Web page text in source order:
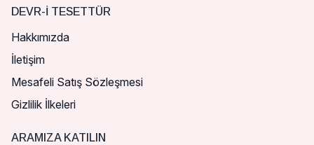
DEVR-I TESETTÜR
Hakkımızda
İletişim
Mesafeli Satış Sözleşmesi
Gizlilik İlkeleri
ARAMIZA KATILIN